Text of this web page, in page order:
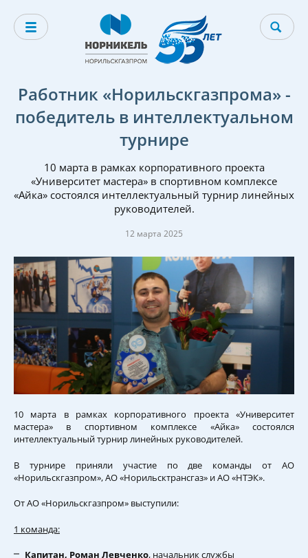
Работник «Норильскгазпрома» -
победитель в интеллектуальном
турнире
10 марта в рамках корпоративного проекта
«Университет мастера» в спортивном комплексе
«Айка» состоялся интеллектуальный турнир линейных
руководителей.
12 марта 2025
10 марта в рамках корпоративного проекта «Университет
мастера» в спортивном комплексе «Айка» состоялся
интеллектуальный турнир линейных руководителей.
В турнире приняли участие по две команды от АО
«Норильскгазпром», АО «Норильсктрансгаз» и АО «НТЭК».
От АО «Норильскгазпром» выступили:
1 команда:
Капитан, Роман Левченко, начальник службы